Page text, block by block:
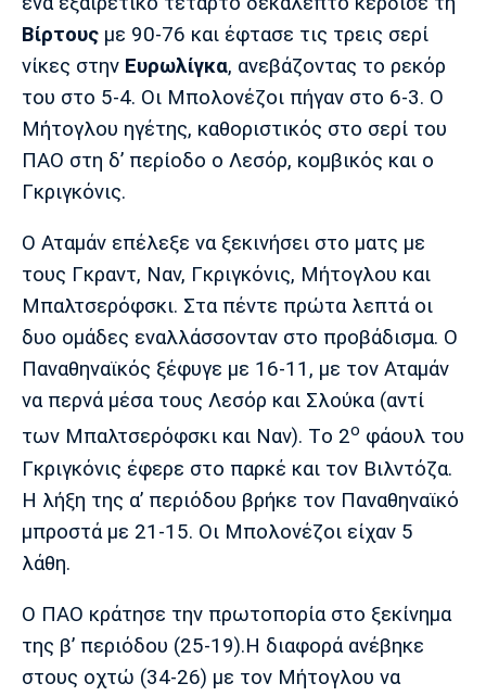
Πολιτισμός
Τραγούδια
Cine Spot
Running
Παρασκήνιο
Πρόγραμμα TV
Ιωνικός Κηφισιά Πανσερραϊκός
Μπαρτσελόνα
Ρεάλ
Μαδρίτης
Ατλέτικο
Μαδρίτης
Μάντσεστερ
Γιουνάιτεντ
Τσέλσι Άρσεναλ
Λίβερπουλ
Μάντσεστερ
Σίτι
Γιουβέντους
Ίντερ Μίλαν Μπάγερν
Βίρτους με 90-76 και έφτασε τις τρεις σερί
νίκες στην Ευρωλίγκα, ανεβάζοντας το ρεκόρ
του στο 5-4. Οι Μπολονέζοι πήγαν στο 6-3. O
Μήτογλου ηγέτης, καθοριστικός στο σερί του
ΠΑΟ στη δ’ περίοδο ο Λεσόρ, κομβικός και ο
Γκριγκόνις.
Ο Αταμάν επέλεξε να ξεκινήσει στο ματς με
τους Γκραντ, Ναν, Γκριγκόνις, Μήτογλου και
Μπαλτσερόφσκι. Στα πέντε πρώτα λεπτά οι
δυο ομάδες εναλλάσσονταν στο προβάδισμα. Ο
Παναθηναϊκός ξέφυγε με 16-11, με τον Αταμάν
να περνά μέσα τους Λεσόρ και Σλούκα (αντί
των Μπαλτσερόφσκι και Ναν). Τo 2ο φάουλ του
Γκριγκόνις έφερε στο παρκέ και τον Βιλντόζα.
Η λήξη της α’ περιόδου βρήκε τον Παναθηναϊκό
μπροστά με 21-15. Οι Μπολονέζοι είχαν 5
λάθη.
Ο ΠΑΟ κράτησε την πρωτοπορία στο ξεκίνημα
της β’ περιόδου (25-19).Η διαφορά ανέβηκε
στους οχτώ (34-26) με τον Μήτογλου να